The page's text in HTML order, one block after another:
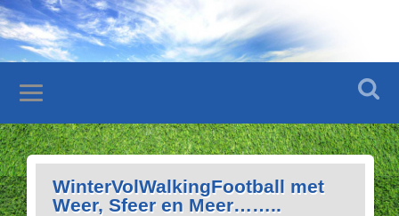
WinterVolWalkingFootball met
Weer, Sfeer en Meer……..